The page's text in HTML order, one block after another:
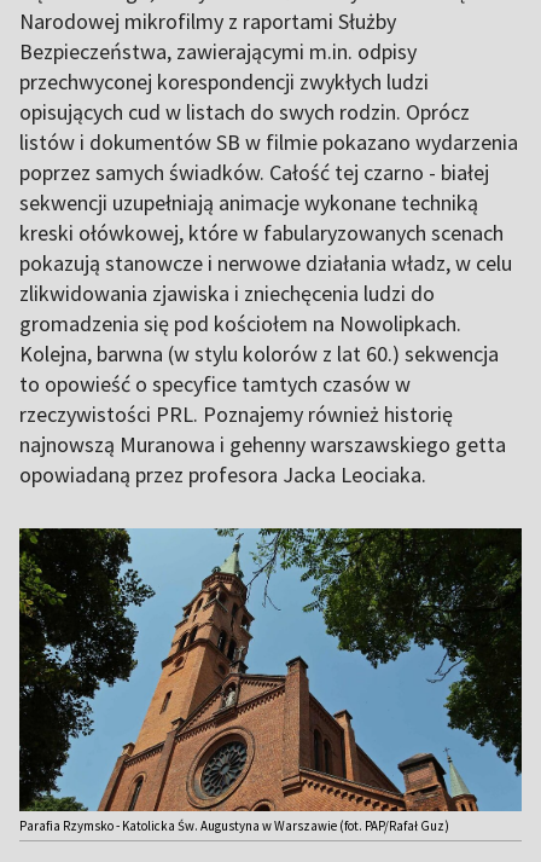
Narodowej mikrofilmy z raportami Służby
Bezpieczeństwa, zawierającymi m.in. odpisy
przechwyconej korespondencji zwykłych ludzi
opisujących cud w listach do swych rodzin. Oprócz
listów i dokumentów SB w filmie pokazano wydarzenia
poprzez samych świadków. Całość tej czarno - białej
sekwencji uzupełniają animacje wykonane techniką
kreski ołówkowej, które w fabularyzowanych scenach
pokazują stanowcze i nerwowe działania władz, w celu
zlikwidowania zjawiska i zniechęcenia ludzi do
gromadzenia się pod kościołem na Nowolipkach.
Kolejna, barwna (w stylu kolorów z lat 60.) sekwencja
to opowieść o specyfice tamtych czasów w
rzeczywistości PRL. Poznajemy również historię
najnowszą Muranowa i gehenny warszawskiego getta
opowiadaną przez profesora Jacka Leociaka.
Parafia Rzymsko - Katolicka Św. Augustyna w Warszawie (fot. PAP/Rafał Guz)